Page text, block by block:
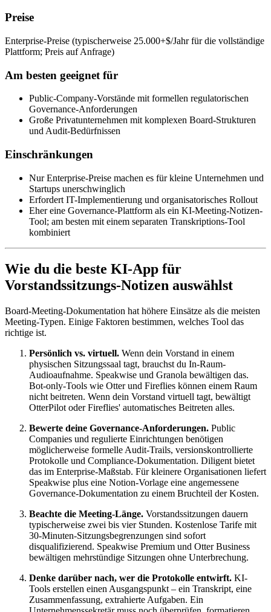
Preise
Enterprise-Preise (typischerweise 25.000+$/Jahr für die vollständige
Plattform; Preis auf Anfrage)
Am besten geeignet für
Public-Company-Vorstände mit formellen regulatorischen
Governance-Anforderungen
Große Privatunternehmen mit komplexen Board-Strukturen
und Audit-Bedürfnissen
Einschränkungen
Nur Enterprise-Preise machen es für kleine Unternehmen und
Startups unerschwinglich
Erfordert IT-Implementierung und organisatorisches Rollout
Eher eine Governance-Plattform als ein KI-Meeting-Notizen-
Tool; am besten mit einem separaten Transkriptions-Tool
kombiniert
Wie du die beste KI-App für
Vorstandssitzungs-Notizen auswählst
Board-Meeting-Dokumentation hat höhere Einsätze als die meisten
Meeting-Typen. Einige Faktoren bestimmen, welches Tool das
richtige ist.
Persönlich vs. virtuell. Wenn dein Vorstand in einem
physischen Sitzungssaal tagt, brauchst du In-Raum-
Audioaufnahme. Speakwise und Granola bewältigen das.
Bot-only-Tools wie Otter und Fireflies können einem Raum
nicht beitreten. Wenn dein Vorstand virtuell tagt, bewältigt
OtterPilot oder Fireflies' automatisches Beitreten alles.
Bewerte deine Governance-Anforderungen. Public
Companies und regulierte Einrichtungen benötigen
möglicherweise formelle Audit-Trails, versionskontrollierte
Protokolle und Compliance-Dokumentation. Diligent bietet
das im Enterprise-Maßstab. Für kleinere Organisationen liefert
Speakwise plus eine Notion-Vorlage eine angemessene
Governance-Dokumentation zu einem Bruchteil der Kosten.
Beachte die Meeting-Länge. Vorstandssitzungen dauern
typischerweise zwei bis vier Stunden. Kostenlose Tarife mit
30-Minuten-Sitzungsbegrenzungen sind sofort
disqualifizierend. Speakwise Premium und Otter Business
bewältigen mehrstündige Sitzungen ohne Unterbrechung.
Denke darüber nach, wer die Protokolle entwirft. KI-
Tools erstellen einen Ausgangspunkt – ein Transkript, eine
Zusammenfassung, extrahierte Aufgaben. Ein